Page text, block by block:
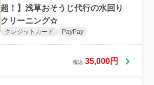
超！】浅草おそうじ代行の水回り
クリーニング☆
クレジットカード PayPay
税込 35,000円